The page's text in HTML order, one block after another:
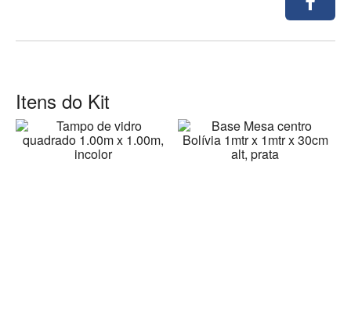
Itens do Kit